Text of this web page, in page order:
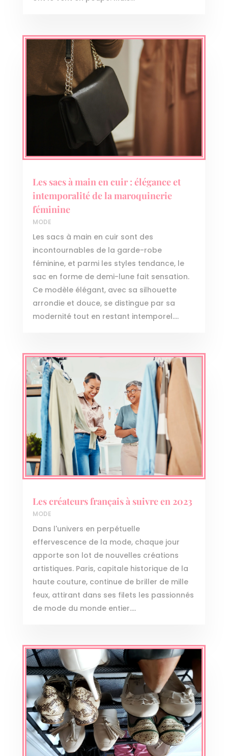
Les sacs à main en cuir : élégance et
intemporalité de la maroquinerie
féminine
MODE
Les sacs à main en cuir sont des
incontournables de la garde-robe
féminine, et parmi les styles tendance, le
sac en forme de demi-lune fait sensation.
Ce modèle élégant, avec sa silhouette
arrondie et douce, se distingue par sa
modernité tout en restant intemporel....
Les créateurs français à suivre en 2023
MODE
Dans l'univers en perpétuelle
effervescence de la mode, chaque jour
apporte son lot de nouvelles créations
artistiques. Paris, capitale historique de la
haute couture, continue de briller de mille
feux, attirant dans ses filets les passionnés
de mode du monde entier....